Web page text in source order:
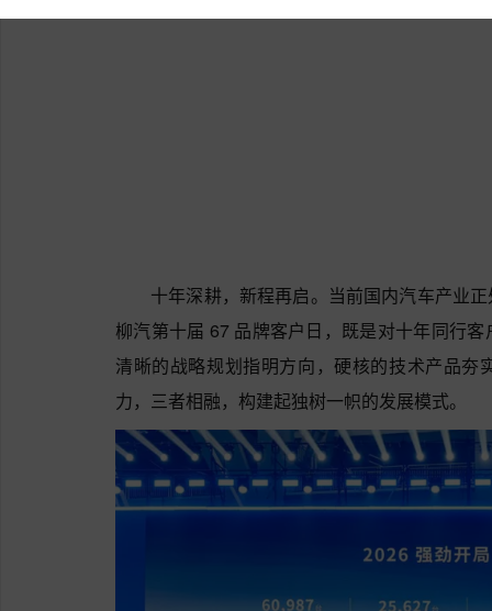
十年深耕，新程再启。当前国内汽车产业
柳汽第十届 67 品牌客户日，既是对十年同行
清晰的战略规划指明方向，硬核的技术产品
力，三者相融，构建起独树一帜的发展模式。